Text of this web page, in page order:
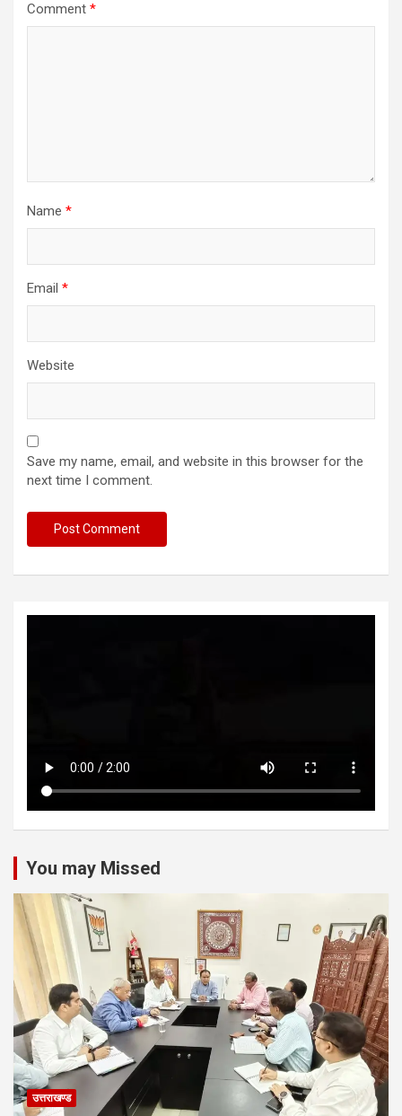
Comment *
Name *
Email *
Website
Save my name, email, and website in this browser for the
next time I comment.
You may Missed
उत्तराखण्ड